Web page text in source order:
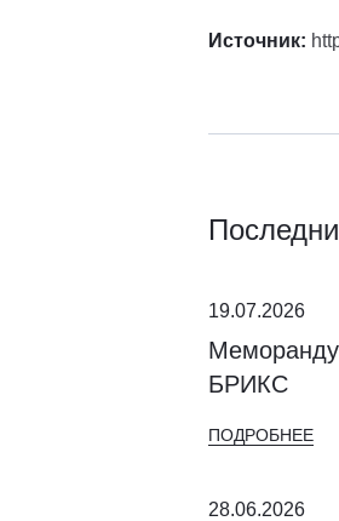
Источник:
19.07.2026
БРИКС
ПОДРОБНЕЕ
28.06.2026